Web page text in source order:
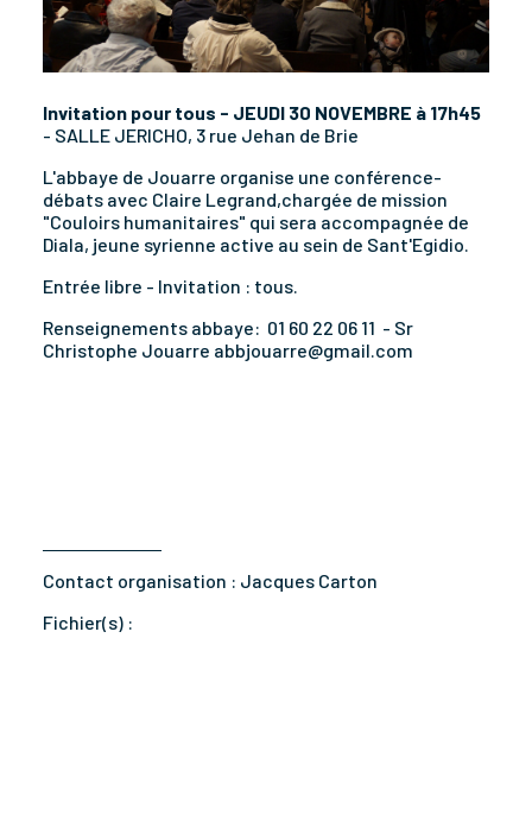
Invitation pour tous - JEUDI 30 NOVEMBRE à 17h45
- SALLE JERICHO, 3 rue Jehan de Brie
L'abbaye de Jouarre organise une conférence-
débats avec Claire Legrand,chargée de mission
"Couloirs humanitaires" qui sera accompagnée de
Diala, jeune syrienne active au sein de Sant'Egidio.
Entrée libre - Invitation : tous.
Renseignements abbaye: 01 60 22 06 11 - Sr
Christophe Jouarre abbjouarre@gmail.com
Contact organisation : Jacques Carton
Fichier(s) :